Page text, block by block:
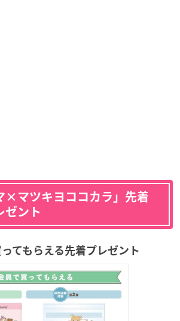
×マツキヨココカラ」先着
ゼント
てもらえる先着プレゼント